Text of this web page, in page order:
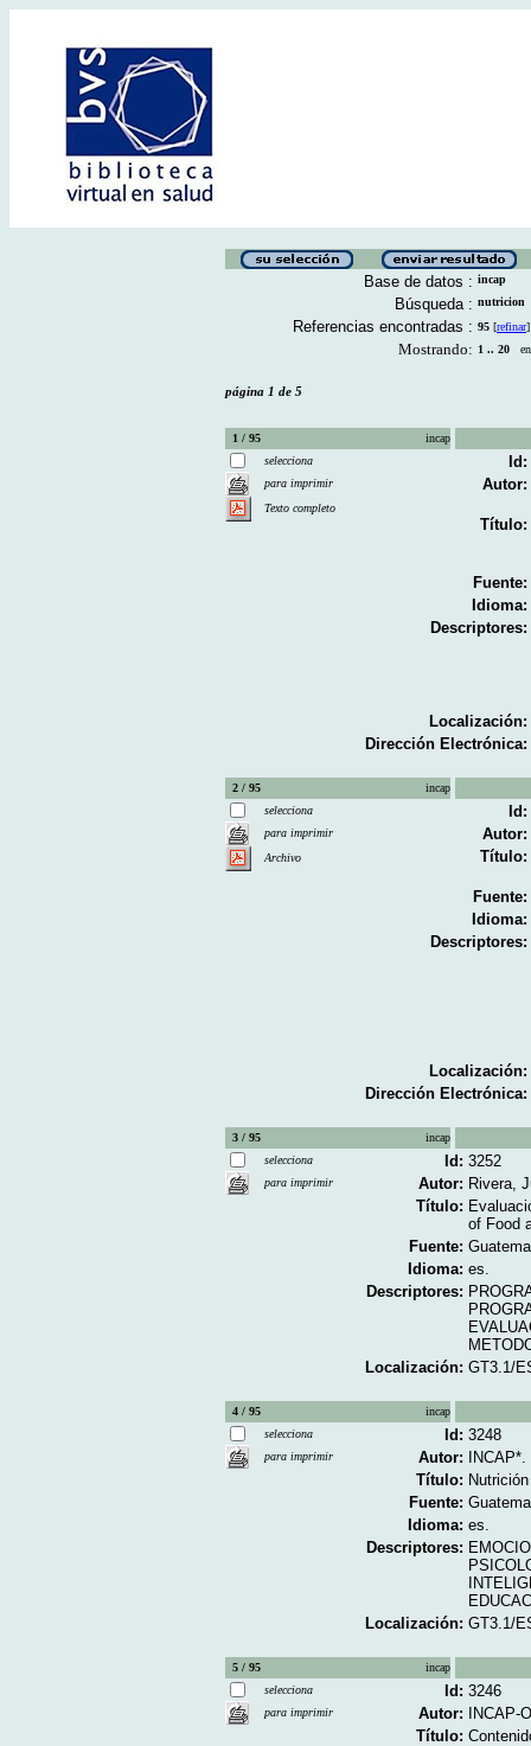
Base de datos : incap
Búsqueda : nutricion
Referencias encontradas : 95 [refinar]
Mostrando: 1 .. 20 en
página 1 de 5
1 / 95
incap
selecciona
para imprimir
Texto completo
Id:
Autor:
Título:
Fuente:
Idioma:
Descriptores:
Localización:
Dirección Electrónica:
2 / 95
incap
selecciona
para imprimir
Archivo
Id:
Autor:
Título:
Fuente:
Idioma:
Descriptores:
Localización:
Dirección Electrónica:
3 / 95
incap
selecciona
para imprimir
Id: 3252
Autor: Rivera,
Título:
of Food
Fuente:
Idioma: es.
Descriptores:
Localización: GT3.1/
4 / 95
incap
selecciona
para imprimir
Id: 3248
Autor:
INCAP*.
Título:
Fuente:
Idioma: es.
Descriptores:
Localización: GT3.1/
5 / 95
incap
selecciona
para imprimir
Id: 3246
Autor:
INCAP-
Título: